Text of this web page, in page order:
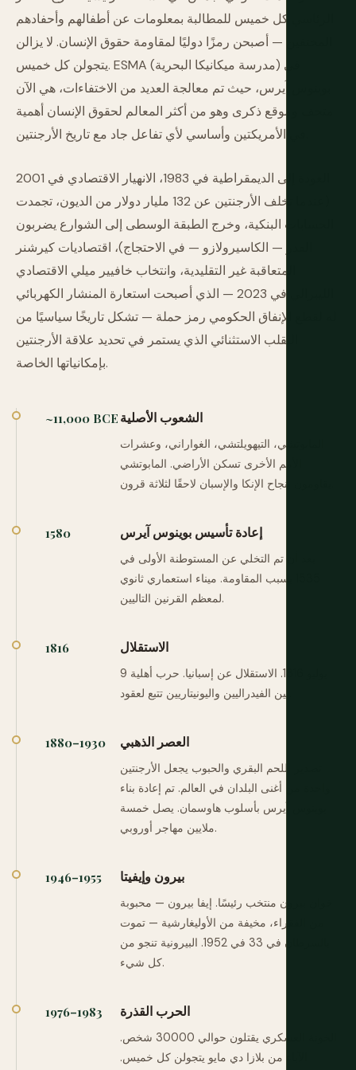
الرئاسي كل خميس للمطالبة بمعلومات عن أطفالهم وأحفادهم
المختفين — أصبحن رمزًا دوليًا لمقاومة حقوق الإنسان. لا يزالن
يتجولن كل خميس. ESMA (مدرسة ميكانيكا البحرية) في
بوينوس آيرس، حيث تم معالجة العديد من الاختفاءات، هي الآن
متحف وموقع ذكرى وهو من أكثر المعالم لحقوق الإنسان أهمية
العودة إلى الديمقراطية في 1983، الانهيار الاقتصادي في 2001
(عندما تخلف الأرجنتين عن 132 مليار دولار من الديون، تجمدت
الحسابات البنكية، وخرج الطبقة الوسطى إلى الشوارع يضربون
القدر — الكاسيرولازو — في الاحتجاج)، اقتصاديات كيرشنر
المتعاقبة غير التقليدية، وانتخاب خافيير ميلي الاقتصادي
الليبرالي في 2023 — الذي أصبحت استعارة المنشار الكهربائي
له لقطع الإنفاق الحكومي رمز حملة — تشكل تاريخًا سياسيًا من
التقلب الاستثنائي الذي يستمر في تحديد علاقة الأرجنتين
بإمكانياتها الخاصة.
~11,000 BCE الشعوب الأصلية
المابوتشي، التيهويلتشي، الغواراني، وعشرات
الأمم الأخرى تسكن الأراضي. المابوتشي
1580 إعادة تأسيس بوينوس آيرس
بعد أن تم التخلي عن المستوطنة الأولى في
1535 بسبب المقاومة. ميناء استعماري ثانوي
لمعظم القرنين التاليين.
1816 الاستقلال
9 يوليو 1816. الاستقلال عن إسبانيا. حرب أهلية
1880–1930 العصر الذهبي
تصدير اللحم البقري والحبوب يجعل الأرجنتين
واحدة من أغنى البلدان في العالم. تم إعادة بناء
بوينوس آيرس بأسلوب هاوسمان. يصل خمسة
ملايين مهاجر أوروبي.
1946–1955 بيرون وإيفيتا
خوان بيرون منتخب رئيسًا. إيفا بيرون — محبوبة
من الفقراء، مخيفة من الأوليغارشية — تموت
بالسرطان في 33 في 1952. البيرونية تنجو من
كل شيء.
1976–1983 الحرب القذرة
الخونة العسكري يقتلون حوالي 30000 شخص.
الآباء من بلازا دي مايو يتجولن كل خميس.